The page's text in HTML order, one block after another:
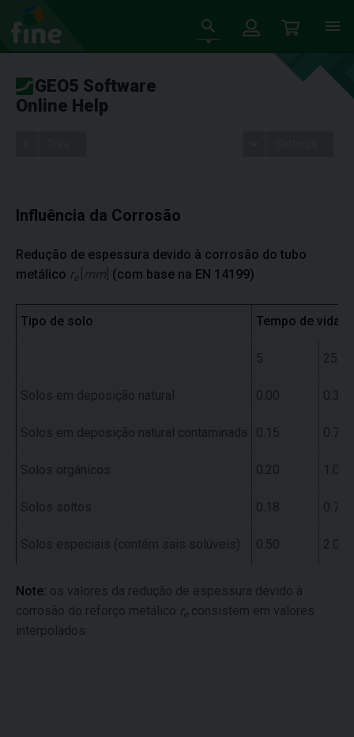
GEO5 Software
Online Help
Influência da Corrosão
Redução de espessura devido à corrosão do tubo
metálico r e mm (com base na EN 14199)
Tipo de solo Tempo de vida
5 25
Solos em deposição natural 0.00 0.30
Solos em deposição natural contaminada 0.15 0.75
Solos orgânicos 0.20 1.00
Solos soltos 0.18 0.70
Solos especiais (contém sais solúveis) 0.50 2.00
Note: os valores da redução de espessura devido à
corrosão do reforço metálico r e consistem em valores
interpolados.